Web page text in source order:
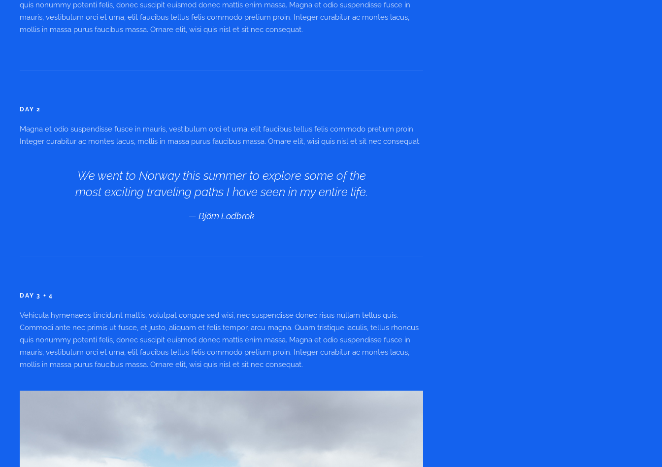
quis nonummy potenti felis, donec suscipit euismod donec mattis enim massa. Magna et odio suspendisse fusce in
mauris, vestibulum orci et urna, elit faucibus tellus felis commodo pretium proin. Integer curabitur ac montes lacus,
mollis in massa purus faucibus massa. Ornare elit, wisi quis nisl et sit nec consequat.
DAY 2
Magna et odio suspendisse fusce in mauris, vestibulum orci et urna, elit faucibus tellus felis commodo pretium proin.
Integer curabitur ac montes lacus, mollis in massa purus faucibus massa. Ornare elit, wisi quis nisl et sit nec consequat.
We went to Norway this summer to explore some of the
most exciting traveling paths I have seen in my entire life.
Björn Lodbrok
DAY 3 + 4
Vehicula hymenaeos tincidunt mattis, volutpat congue sed wisi, nec suspendisse donec risus nullam tellus quis.
Commodi ante nec primis ut fusce, et justo, aliquam et felis tempor, arcu magna. Quam tristique iaculis, tellus rhoncus
quis nonummy potenti felis, donec suscipit euismod donec mattis enim massa. Magna et odio suspendisse fusce in
mauris, vestibulum orci et urna, elit faucibus tellus felis commodo pretium proin. Integer curabitur ac montes lacus,
mollis in massa purus faucibus massa. Ornare elit, wisi quis nisl et sit nec consequat.